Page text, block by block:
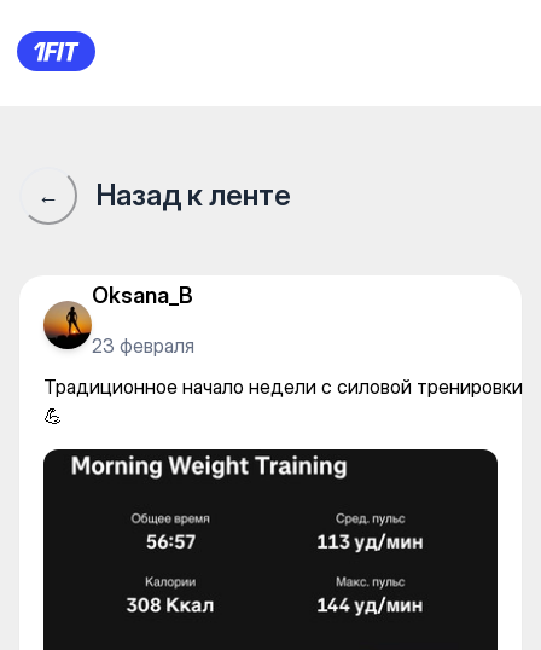
A2Fitness — Gym
← Назад к ленте
Oksana_B
23 февраля
Традиционное начало недели с силовой тренировки
💪